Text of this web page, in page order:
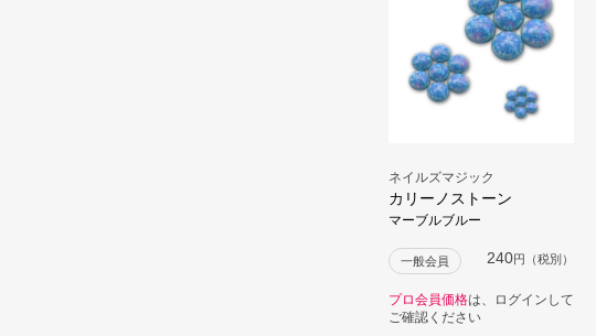
ネイルズマジック
カリーノストーン
マーブルブルー
一般会員 240円（税別）
プロ会員価格は、ログインして
ご確認ください